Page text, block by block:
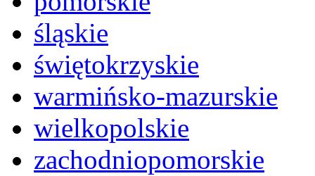
śląskie
świętokrzyskie
warmińsko-mazurskie
wielkopolskie
zachodniopomorskie